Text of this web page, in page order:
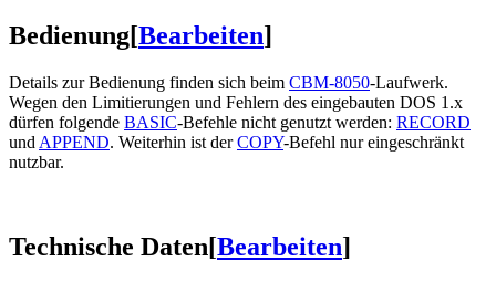
Bedienung[Bearbeiten]
Details zur Bedienung finden sich beim CBM-8050-Laufwerk.
Wegen den Limitierungen und Fehlern des eingebauten DOS 1.x
dürfen folgende BASIC-Befehle nicht genutzt werden: RECORD
und APPEND. Weiterhin ist derCOPY-Befehl nur eingeschränkt
nutzbar.
Technische Daten[Bearbeiten]